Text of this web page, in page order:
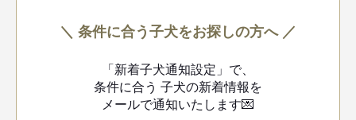
＼ 条件に合う子犬をお探しの方へ ／
「新着子犬通知設定」で、
条件に合う 子犬の新着情報を
メールで通知いたします💌